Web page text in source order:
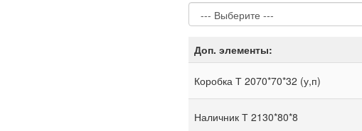
Доп. элементы:
Коробка Т 2070*70*32 (у,п)
Наличник Т 2130*80*8